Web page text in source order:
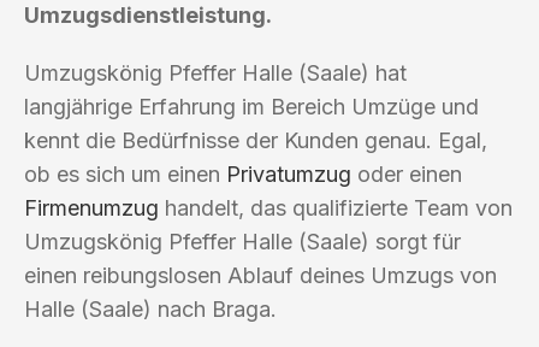
Umzugsdienstleistung.
Umzugskönig Pfeffer Halle (Saale) hat
langjährige Erfahrung im Bereich Umzüge und
kennt die Bedürfnisse der Kunden genau. Egal,
ob es sich um einen Privatumzug oder einen
Firmenumzug handelt, das qualifizierte Team von
Umzugskönig Pfeffer Halle (Saale) sorgt für
einen reibungslosen Ablauf deines Umzugs von
Halle (Saale) nach Braga.